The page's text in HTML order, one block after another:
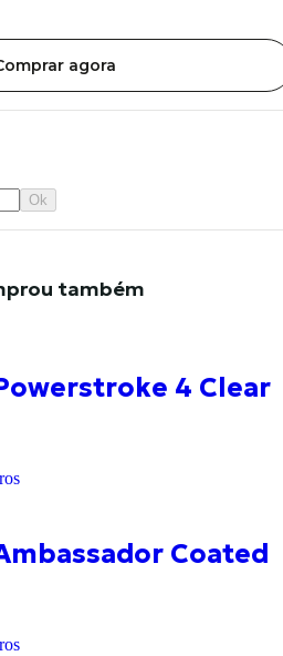
agora
Ok
também
4
Coated